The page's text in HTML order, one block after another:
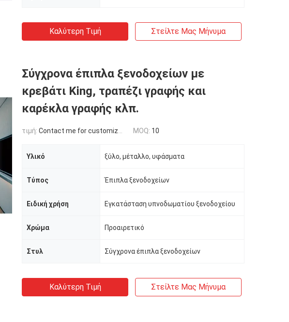
Καλύτερη Τιμή Στείλτε Μας Μήνυμα
Σύγχρονα έπιπλα ξενοδοχείων με
κρεβάτι King, τραπέζι γραφής και
καρέκλα γραφής κλπ.
τιμή: Contact me for customized MOQ: 10
Υλικό ξύλο, μέταλλο, υφάσματα
Τύπος Έπιπλα ξενοδοχείων
Ειδική χρήση Εγκατάσταση υπνοδωματίου ξενοδοχείου
Χρώμα Προαιρετικό
Στυλ Σύγχρονα έπιπλα ξενοδοχείων
Καλύτερη Τιμή Στείλτε Μας Μήνυμα